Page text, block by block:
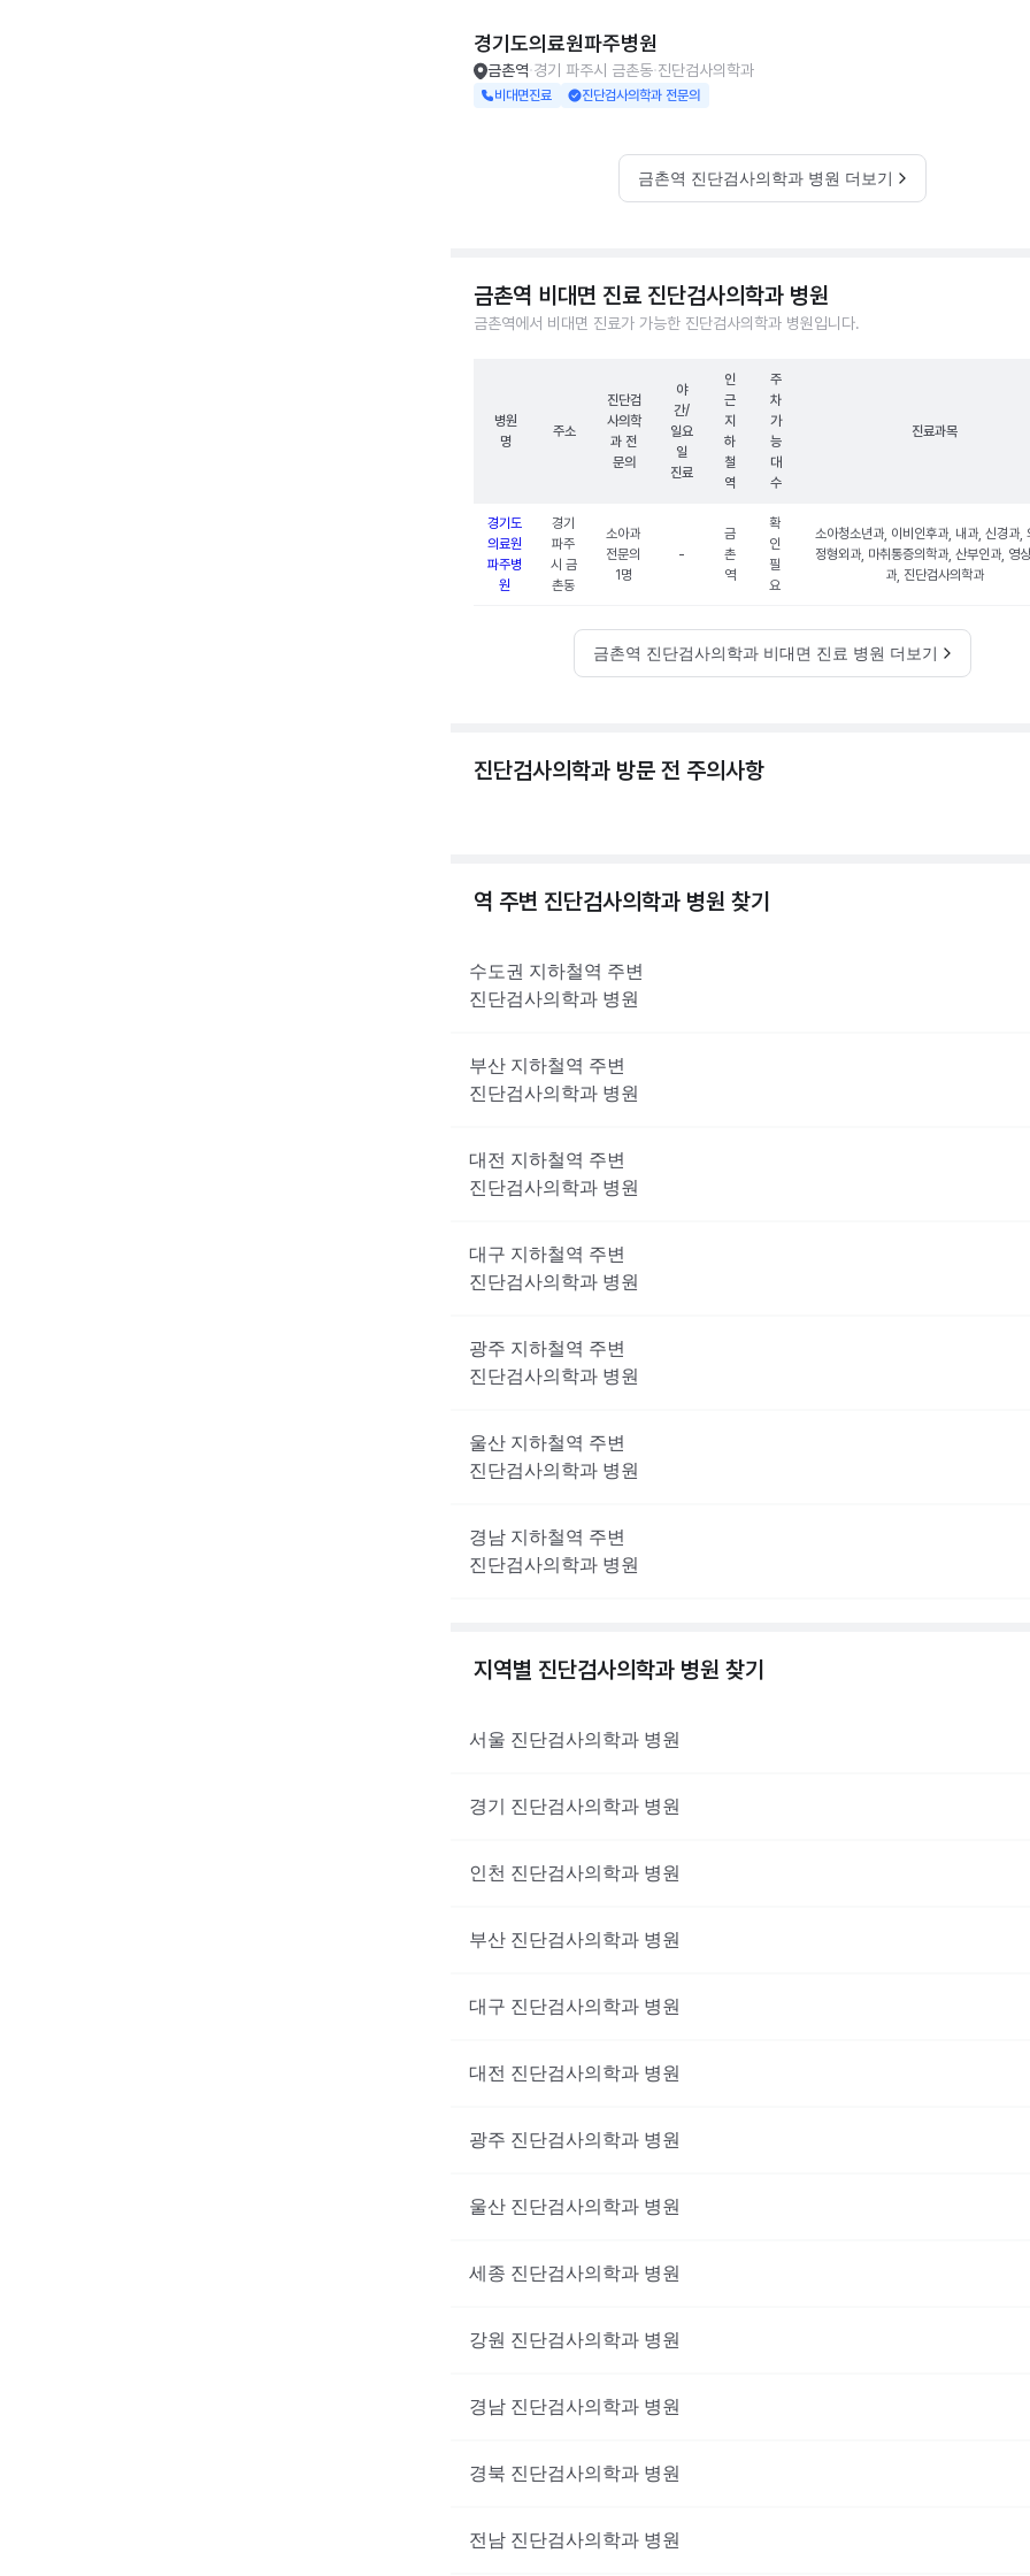
경기도의료원파주병원
금촌역 경기 파주시 금촌동 진단검사의학과
비대면진료 진단검사의학과 전문의
금촌역 진단검사의학과 병원 더보기
금촌역 비대면 진료 진단검사의학과 병원
금촌역에서 비대면 진료가 가능한 진단검사의학과 병원입니다.
병원
명
주소
진단검
사의학
과 전
문의
야
간/
일요
일
진료
인
근
지
하
철
역
주
차
가
능
대
수
진료과목
경기도
의료원
파주병
원
경기
파주
시 금
촌동
소아과
전문의
1명
-
금
촌
역
확
인
필
요
소아청소년과, 이비인후과, 내과, 신경과,
정형외과, 마취통증의학과, 산부인과, 영
과, 진단검사의학과
금촌역 진단검사의학과 비대면 진료 병원 더보기
진단검사의학과 방문 전 주의사항
역 주변 진단검사의학과 병원 찾기
수도권 지하철역 주변
진단검사의학과 병원
부산 지하철역 주변
진단검사의학과 병원
대전 지하철역 주변
진단검사의학과 병원
대구 지하철역 주변
진단검사의학과 병원
광주 지하철역 주변
진단검사의학과 병원
울산 지하철역 주변
진단검사의학과 병원
경남 지하철역 주변
진단검사의학과 병원
지역별 진단검사의학과 병원 찾기
서울 진단검사의학과 병원
경기 진단검사의학과 병원
인천 진단검사의학과 병원
부산 진단검사의학과 병원
대구 진단검사의학과 병원
대전 진단검사의학과 병원
광주 진단검사의학과 병원
울산 진단검사의학과 병원
세종 진단검사의학과 병원
강원 진단검사의학과 병원
경남 진단검사의학과 병원
경북 진단검사의학과 병원
전남 진단검사의학과 병원